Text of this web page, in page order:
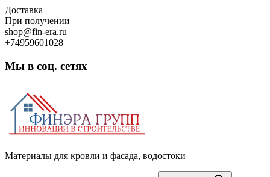
Skip
to
content
Доставка
При получении
shop@fin-era.ru
+74959601028
Мы в соц. сетях
Материалы для кровли и фасада, водостоки